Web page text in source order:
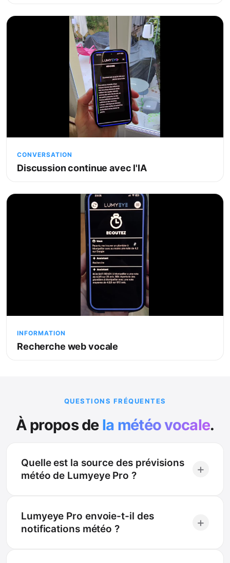
CONVERSATION
Discussion continue avec l'IA
INFORMATION
Recherche web vocale
QUESTIONS FRÉQUENTES
À propos de la météo vocale.
Quelle est la source des prévisions
météo de Lumyeye Pro ?
+
Lumyeye Pro envoie-t-il des
notifications météo ?
+